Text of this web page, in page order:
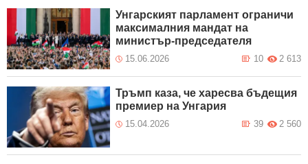
Унгарският парламент ограничи
максималния мандат на
министър-председателя
15.06.2026 2 613
10
Тръмп каза, че харесва бъдещия
премиер на Унгария
15.04.2026 2 560
39